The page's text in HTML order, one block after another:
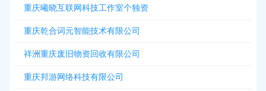
重庆曦晓互联网科技工作室个独资
重庆乾合词元智能技术有限公司
祥洲重庆废旧物资回收有限公司
重庆邦游网络科技有限公司